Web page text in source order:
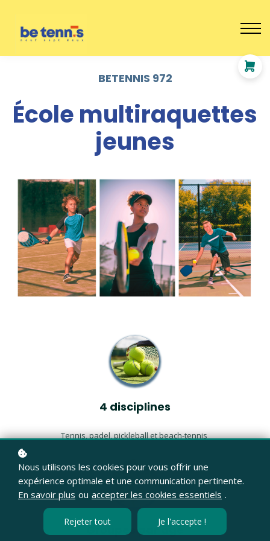
STAGES
Se connecter
BETENNIS 972
École multiraquettes
jeunes
4 disciplines
Tennis, padel, pickleball et beach-tennis
Groupes par âge
Nous utilisons les cookies pour vous offrir une
expérience optimale et une communication pertinente.
En savoir plus ou accepter les cookies essentiels .
Rejeter tout Je l'accepte !